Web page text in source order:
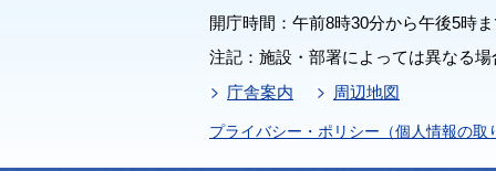
開庁時間：午前8時30分から午後5時
注記：施設・部署によっては異なる
庁舎案内
周辺地図
プライバシー・ポリシー（個人情報の取